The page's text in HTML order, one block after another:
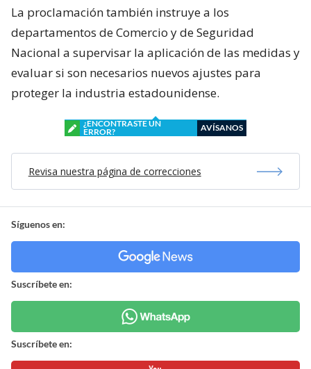
La proclamación también instruye a los
departamentos de Comercio y de Seguridad
Nacional a supervisar la aplicación de las medidas y
evaluar si son necesarios nuevos ajustes para
proteger la industria estadounidense.
¿ENCONTRASTE UN
ERROR?
AVÍSANOS
Revisa nuestra página de correcciones
Síguenos en:
Suscríbete en:
Suscríbete en: